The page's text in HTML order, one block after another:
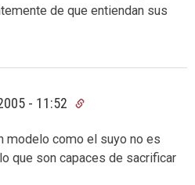
de que entiendan sus
- 11:52
modelo como el suyo no es
que son capaces de sacrificar